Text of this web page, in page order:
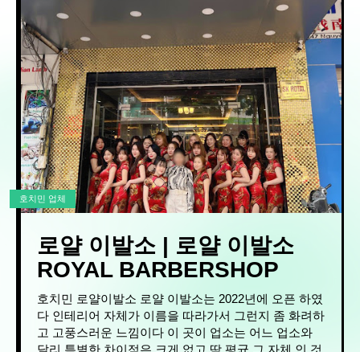
호치민 업체
로얄 이발소 | 로얄 이발소
ROYAL BARBERSHOP
호치민 로얄이발소 로얄 이발소는 2022년에 오픈 하였
다 인테리어 자체가 이름을 따라가서 그런지 좀 화려하
고 고풍스러운 느낌이다 이 곳이 업소는 어느 업소와